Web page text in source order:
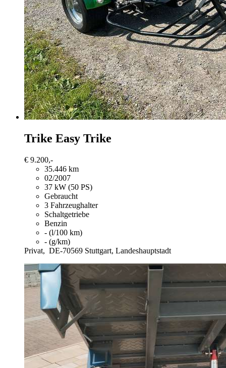
Trike Easy Trike
€ 9.200,-
35.446 km
02/2007
37 kW (50 PS)
Gebraucht
3 Fahrzeughalter
Schaltgetriebe
Benzin
- (l/100 km)
- (g/km)
Privat, DE-70569 Stuttgart, Landeshauptstadt